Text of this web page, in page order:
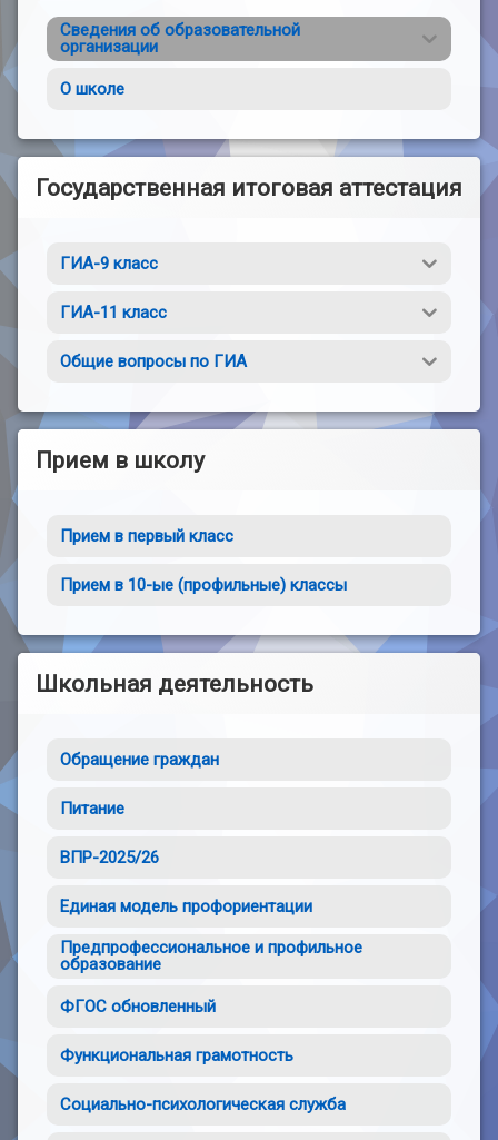
Сведения об образовательной
организации
О школе
Государственная итоговая аттестация
ГИА-9 класс
ГИА-11 класс
Общие вопросы по ГИА
Прием в школу
Прием в первый класс
Прием в 10-ые (профильные) классы
Школьная деятельность
Обращение граждан
Питание
ВПР-2025/26
Единая модель профориентации
Предпрофессиональное и профильное
образование
ФГОС обновленный
Функциональная грамотность
Социально-психологическая служба